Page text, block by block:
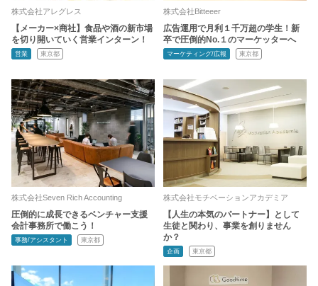
株式会社アレグレス
【メーカー×商社】食品や酒の新市場
を切り開いていく営業インターン！
営業 東京都
株式会社Bitteeer
広告運用で月利１千万超の学生！新
卒で圧倒的No.１のマーケッターへ
マーケティング/広報 東京都
株式会社Seven Rich Accounting
圧倒的に成長できるベンチャー支援
会計事務所で働こう！
事務/アシスタント 東京都
株式会社モチベーションアカデミア
【人生の本気のパートナー】として
生徒と関わり、事業を創りません
か？
企画 東京都